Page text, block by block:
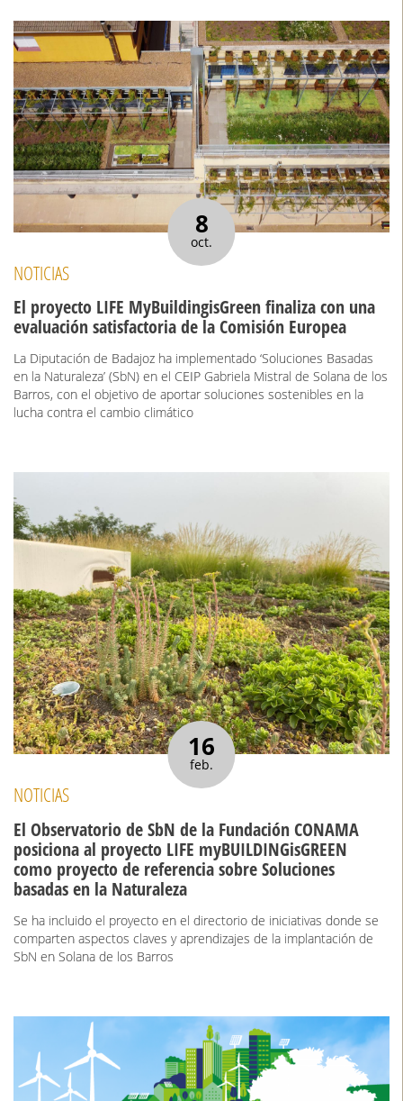
8
oct.
NOTICIAS
El proyecto LIFE MyBuildingisGreen finaliza con una
evaluación satisfactoria de la Comisión Europea
La Diputación de Badajoz ha implementado ‘Soluciones Basadas
en la Naturaleza’ (SbN) en el CEIP Gabriela Mistral de Solana de los
Barros, con el objetivo de aportar soluciones sostenibles en la
lucha contra el cambio climático
16
feb.
NOTICIAS
El Observatorio de SbN de la Fundación CONAMA
posiciona al proyecto LIFE myBUILDINGisGREEN
como proyecto de referencia sobre Soluciones
basadas en la Naturaleza
Se ha incluido el proyecto en el directorio de iniciativas donde se
comparten aspectos claves y aprendizajes de la implantación de
SbN en Solana de los Barros